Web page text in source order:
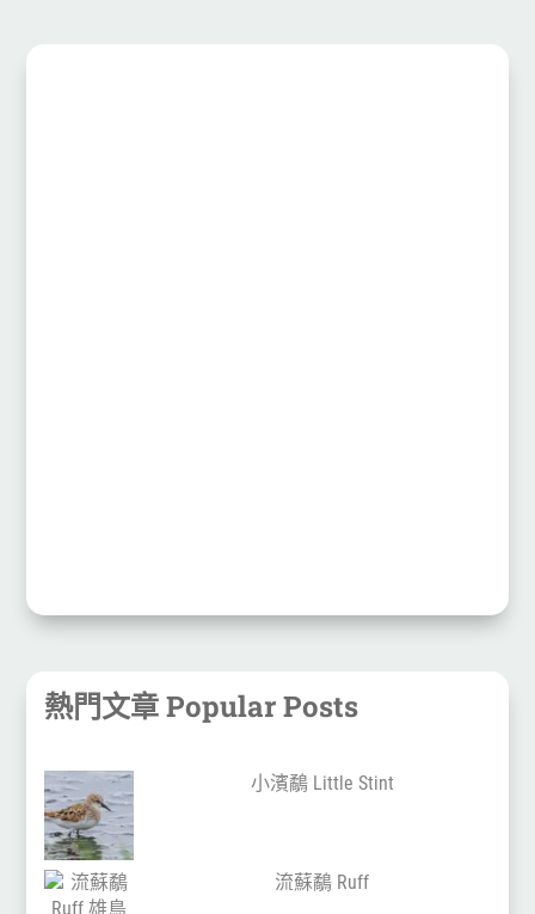
熱門文章 Popular Posts
小濱鷸 Little Stint
流蘇鷸 Ruff